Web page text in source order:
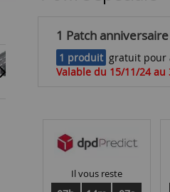
1 Patch anniversaire
1 produit gratuit pour
Valable du 15/11/24 au
Il vous reste